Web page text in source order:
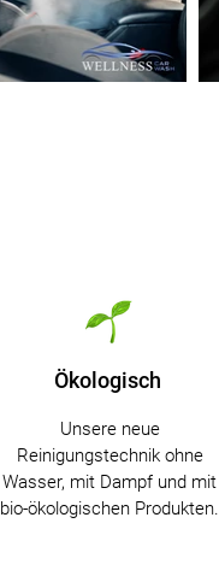
Ökologisch
Unsere neue
Reinigungstechnik ohne
Wasser, mit Dampf und mit
bio-ökologischen Produkten.